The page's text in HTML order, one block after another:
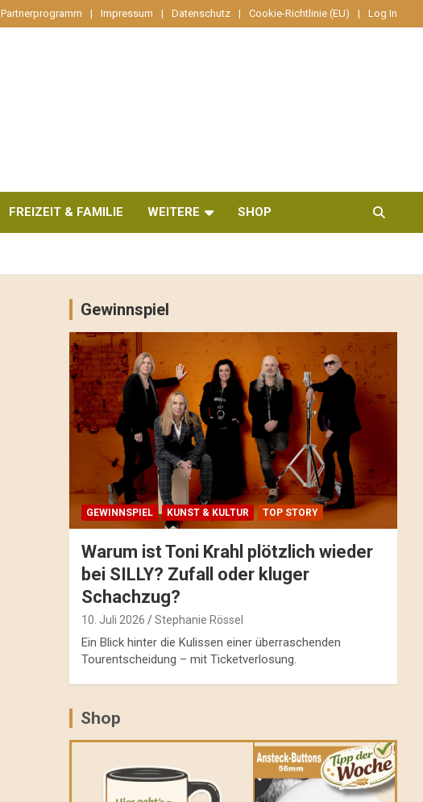
Partnerprogramm Impressum Datenschutz Cookie-Richtlinie (EU) Log In
FREIZEIT & FAMILIE WEITERE SHOP
Gewinnspiel
GEWINNSPIEL KUNST & KULTUR TOP STORY
Warum ist Toni Krahl plötzlich wieder
bei SILLY? Zufall oder kluger
Schachzug?
10. Juli 2026 Stephanie Rössel
Ein Blick hinter die Kulissen einer überraschenden
Tourentscheidung – mit Ticketverlosung.
Shop